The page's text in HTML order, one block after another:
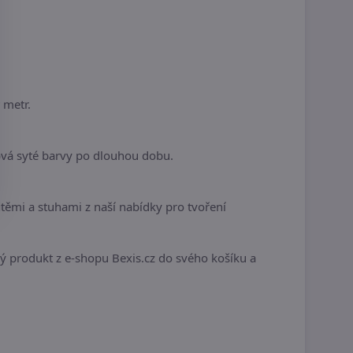
syté barvy po dlouhou dobu.
a stuhami z naší nabídky pro tvoření
z e-shopu Bexis.cz do svého košíku a